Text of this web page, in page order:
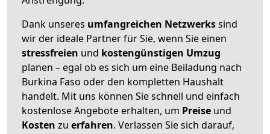
Dank unseres umfangreichen Netzwerkssind
wir der ideale Partner für Sie, wenn Sie einen
stressfreien und kostengünstigen Umzug
planen – egal ob es sich um eine Beiladung nach
Burkina Faso oder den kompletten Haushalt
handelt. Mit uns können Sie schnell und einfach
kostenlose Angebote erhalten, um Preise und
Kosten zu erfahren. Verlassen Sie sich darauf,